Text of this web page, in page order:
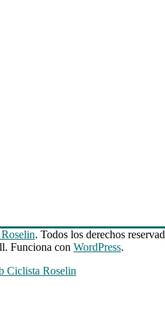
. Todos los derechos
Funciona con WordPress.
Ciclista Roselin